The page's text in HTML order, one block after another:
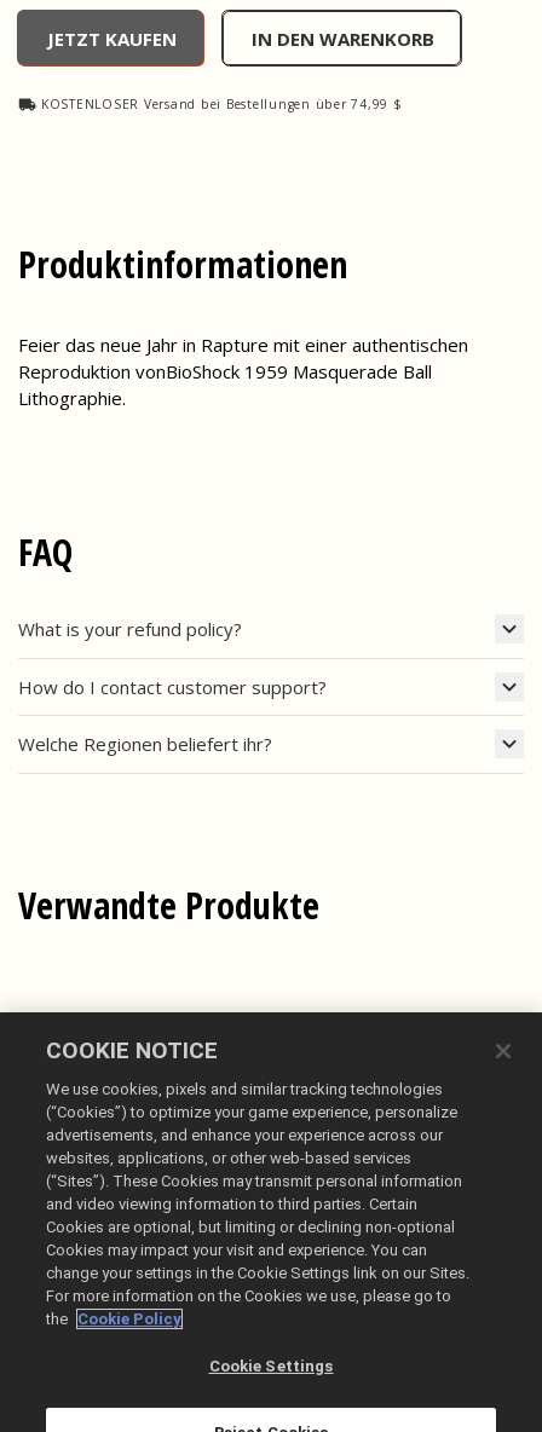
JETZT KAUFEN IN DEN WARENKORB
BioShock Masquerade Lithographie, , 18,99 $
KOSTENLOSER Versand bei Bestellungen über 74,99 $
Produktinformationen
Feier das neue Jahr in Rapture mit einer authentischen
Reproduktion vonBioShock 1959 Masquerade Ball
Lithographie.
FAQ
What is your refund policy?
How do I contact customer support?
Welche Regionen beliefert ihr?
Verwandte Produkte
Impressum
Datenschutzrichtlinie
Cookie-Richtlinie
Meine personenbezogenen Daten nicht verkaufen oder teilen
@2026 Take-Two Interactive Software Inc. All rights reserved.
Deutsch
COOKIE NOTICE
We use cookies, pixels and similar tracking technologies
(“Cookies”) to optimize your game experience, personalize
advertisements, and enhance your experience across our
websites, applications, or other web-based services
(“Sites”). These Cookies may transmit personal information
and video viewing information to third parties. Certain
Cookies are optional, but limiting or declining non-optional
Cookies may impact your visit and experience. You can
change your settings in the Cookie Settings link on our Sites.
For more information on the Cookies we use, please go to
the Cookie Policy
Cookie Settings